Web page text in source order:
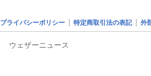
プライバシーポリシー 特定商取引法の表記 外
ウェザーニュース